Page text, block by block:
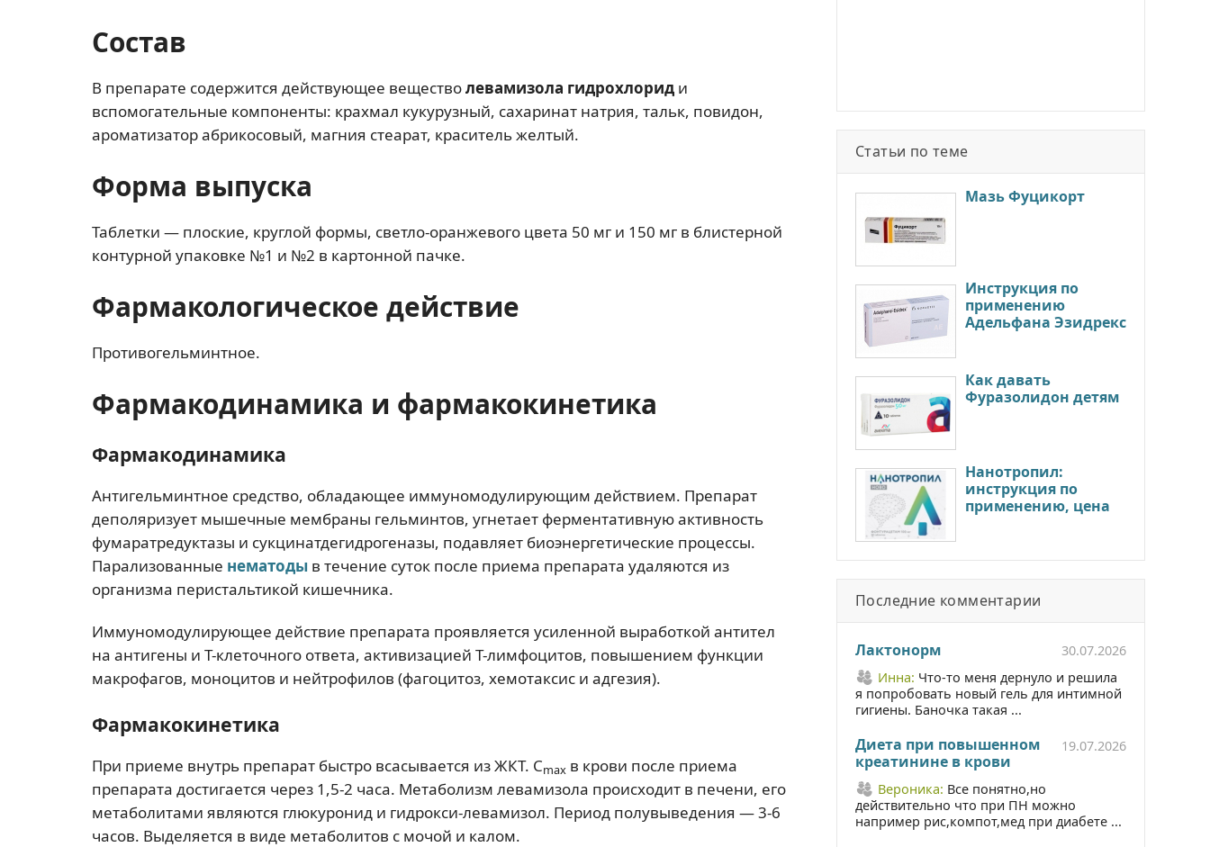
Состав
В препарате содержится действующее веществолевамизола гидрохлорид и
вспомогательные компоненты: крахмал кукурузный, сахаринат натрия, тальк, повидон,
ароматизатор абрикосовый, магния стеарат, краситель желтый.
Форма выпуска
Таблетки — плоские, круглой формы, светло-оранжевого цвета 50 мг и 150 мг в блистерной
контурной упаковке №1 и №2 в картонной пачке.
Фармакологическое действие
Противогельминтное.
Фармакодинамика и фармакокинетика
Фармакодинамика
Антигельминтное средство, обладающее иммуномодулирующим действием. Препарат
деполяризует мышечные мембраны гельминтов, угнетает ферментативную активность
фумаратредуктазы и сукцинатдегидрогеназы, подавляет биоэнергетические процессы.
Парализованные нематоды в течение суток после приема препарата удаляются из
организма перистальтикой кишечника.
Иммуномодулирующее действие препарата проявляется усиленной выработкой антител
на антигены и T-клеточного ответа, активизацией T-лимфоцитов, повышением функции
макрофагов, моноцитов и нейтрофилов (фагоцитоз, хемотаксис и адгезия).
Фармакокинетика
При приеме внутрь препарат быстро всасывается из ЖКТ. Сmax в крови после приема
препарата достигается через 1,5-2 часа. Метаболизм левамизола происходит в печени, его
метаболитами являются глюкуронид и гидрокси-левамизол. Период полувыведения — 3-6
часов. Выделяется в виде метаболитов с мочой и калом.
Статьи по теме
Мазь Фуцикорт
Инструкция по
применению
Адельфана Эзидрекс
Как давать
Фуразолидон детям
Нанотропил:
инструкция по
применению, цена
Последние комментарии
Лактонорм
30.07.2026
Инна: Что-то меня дернуло и решила
я попробовать новый гель для интимной
гигиены. Баночка такая ...
Диета при повышенном
креатинине в крови
19.07.2026
Вероника: Все понятно,но
действительно что при ПН можно
например рис,компот,мед при диабете ...